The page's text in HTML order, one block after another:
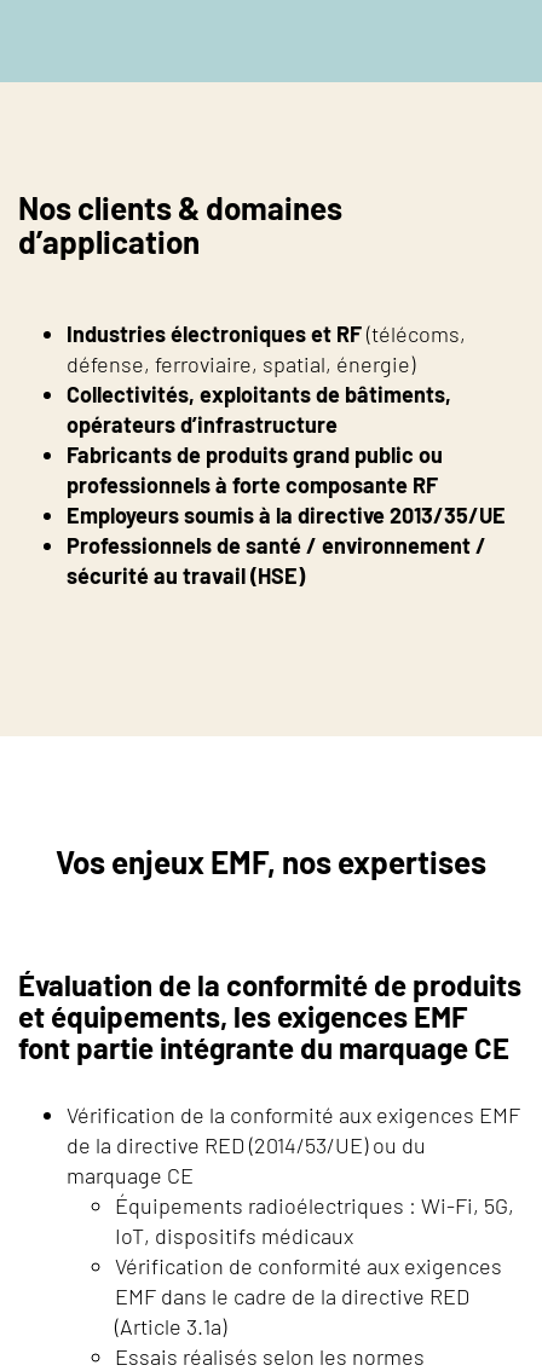
Nos clients & domaines
d’application
Industries électroniques et RF(télécoms,
défense, ferroviaire, spatial, énergie)
Collectivités, exploitants de bâtiments,
opérateurs d’infrastructure
Fabricants de produits grand public ou
professionnels à forte composante RF
Employeurs soumis à la directive 2013/35/UE
Professionnels de santé / environnement /
sécurité au travail (HSE)
Vos enjeux EMF, nos expertises
Évaluation de la conformité de produits
et équipements, les exigences EMF
font partie intégrante du marquage CE
Vérification de la conformité aux exigences EMF
de la directive RED (2014/53/UE) ou du
marquage CE
Équipements radioélectriques : Wi-Fi, 5G,
IoT, dispositifs médicaux
Vérification de conformité aux exigences
EMF dans le cadre de la directive RED
(Article 3.1a)
Essais réalisés selon les normes